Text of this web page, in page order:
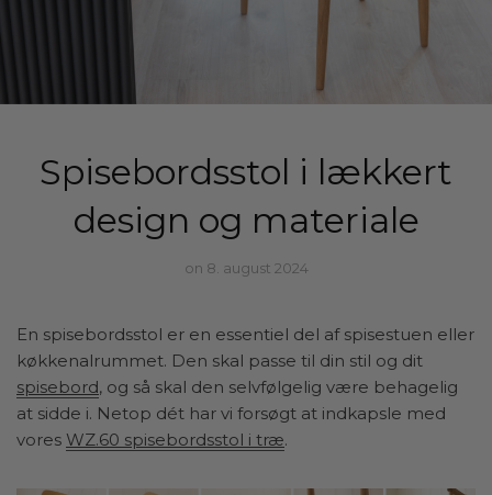
Spisebordsstol i lækkert
design og materiale
on 8. august 2024
En spisebordsstol er en essentiel del af spisestuen eller
køkkenalrummet. Den skal passe til din stil og dit
spisebord, og så skal den selvfølgelig være behagelig
at sidde i. Netop dét har vi forsøgt at indkapsle med
vores WZ.60 spisebordsstol i træ.